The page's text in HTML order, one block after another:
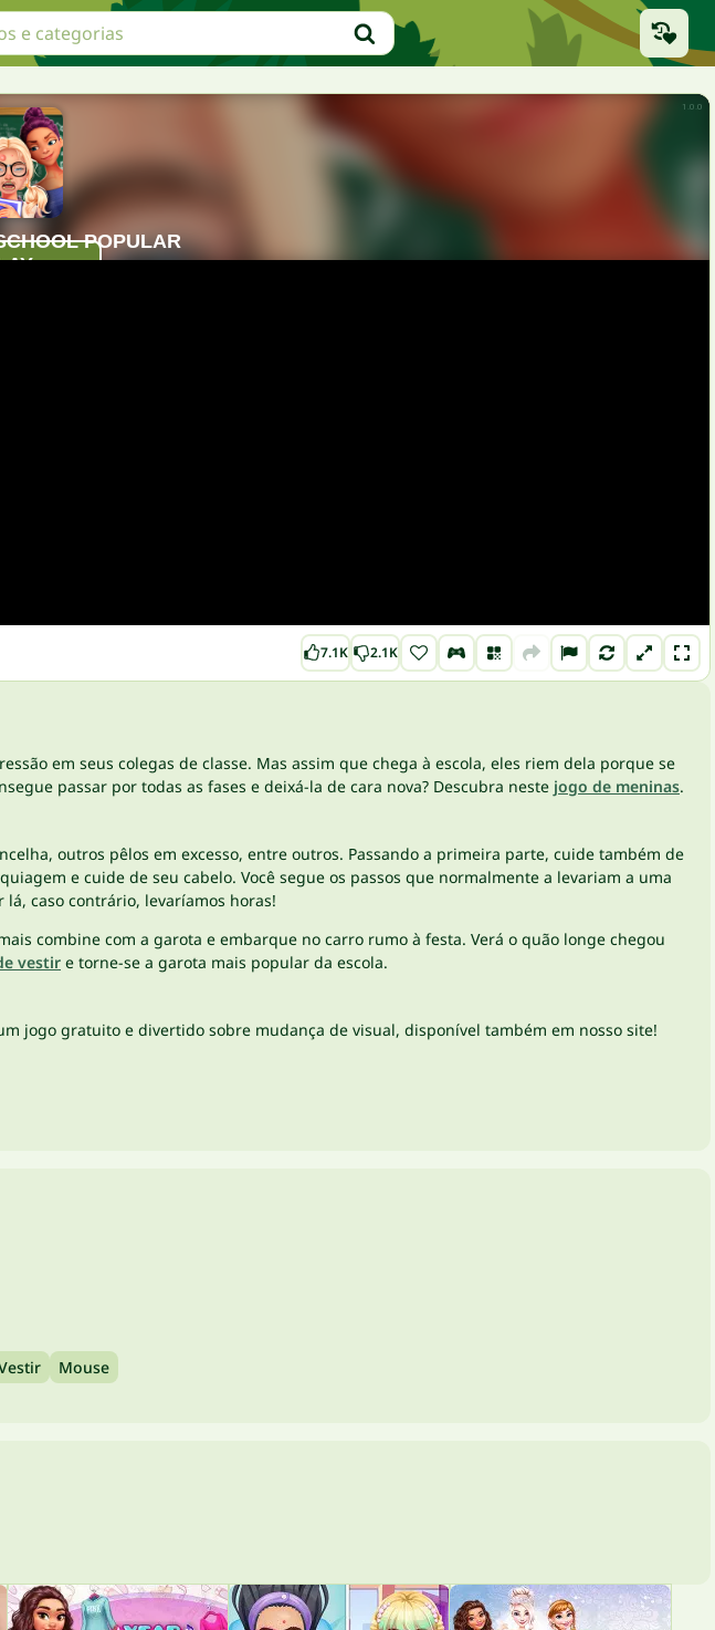
7.1K 2.1K
em seus colegas de classe. Mas assim que chega à escola, eles riem dela porque se
passar por todas as fases e deixá-la de cara nova? Descubra neste jogo de meninas.
outros pêlos em excesso, entre outros. Passando a primeira parte, cuide também de
e cuide de seu cabelo. Você segue os passos que normalmente a levariam a uma
caso contrário, levaríamos horas!
combine com a garota e embarque no carro rumo à festa. Verá o quão longe chegou
vestir e torne-se a garota mais popular da escola.
jogo gratuito e divertido sobre mudança de visual, disponível também em nosso site!
Mouse